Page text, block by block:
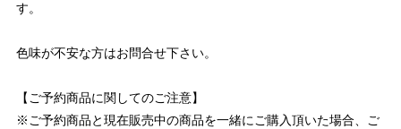
す。
色味が不安な方はお問合せ下さい。
【ご予約商品に関してのご注意】
※ご予約商品と現在販売中の商品を一緒にご購入頂いた場合、ご